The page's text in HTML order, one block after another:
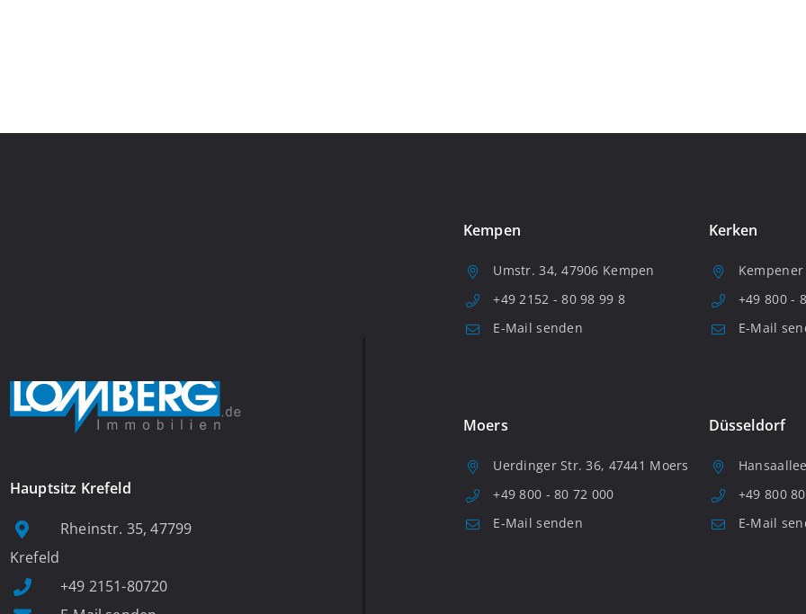
Hauptsitz Krefeld
Rheinstr. 35, 47799
Krefeld
+49 2151-80720
Kempen
Umstr. 34, 47906 Kempen
+49 2152 - 80 98 99 8
E-Mail senden
Kerken
+49 800 -
E-Mail
Moers
Uerdinger Str. 36, 47441 Moers
+49 800 - 80 72 000
E-Mail senden
Düsseldorf
+49 800
E-Mail